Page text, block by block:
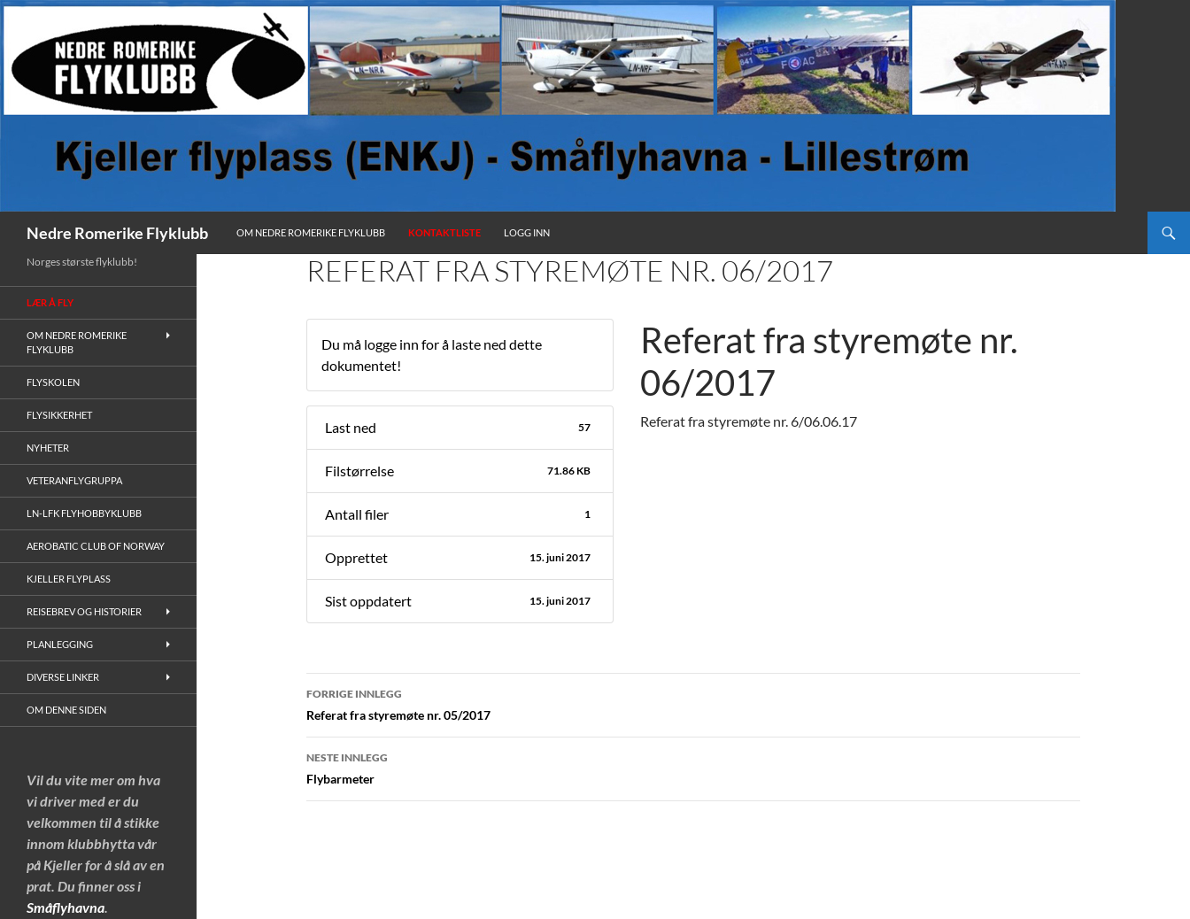
Nedre Romerike Flyklubb
OM NEDRE ROMERIKE FLYKLUBB
KONTAKTLISTE LOGG INN
REFERAT FRA STYREMØTE NR. 06/2017
Du må logge inn for å laste ned dette
dokumentet!
Last ned 57
Filstørrelse 71.86 KB
Antall filer 1
Opprettet 15. juni 2017
Sist oppdatert 15. juni 2017
Referat fra styremøte nr.
06/2017
Referat fra styremøte nr. 6/06.06.17
Innleggsnavigasjon
FORRIGE INNLEGG
Referat fra styremøte nr. 05/2017
NESTE INNLEGG
Flybarmeter
Norges største flyklubb!
LÆR Å FLY
OM NEDRE ROMERIKE
FLYKLUBB
FLYSKOLEN
FLYSIKKERHET
NYHETER
VETERANFLYGRUPPA
LN-LFK FLYHOBBYKLUBB
AEROBATIC CLUB OF NORWAY
KJELLER FLYPLASS
REISEBREV OG HISTORIER
PLANLEGGING
DIVERSE LINKER
OM DENNE SIDEN
Vil du vite mer om hva
vi driver med er du
velkommen til å stikke
innom klubbhytta vår
på Kjeller for å slå av en
prat. Du finner oss i
Småflyhavna.